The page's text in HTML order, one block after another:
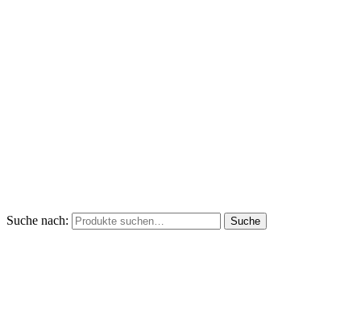
Suche nach: Suche